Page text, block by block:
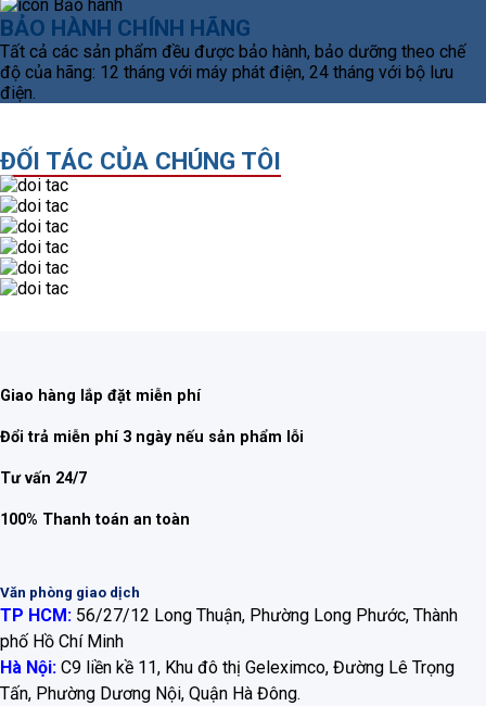
BẢO HÀNH CHÍNH HÃNG
Tất cả các sản phẩm đều được bảo hành, bảo dưỡng theo chế
độ của hãng: 12 tháng với máy phát điện, 24 tháng với bộ lưu
điện.
ĐỐI TÁC CỦA CHÚNG TÔI
Giao hàng lắp đặt miễn phí
Đổi trả miễn phí 3 ngày nếu sản phẩm lỗi
Tư vấn 24/7
100% Thanh toán an toàn
Văn phòng giao dịch
TP HCM: 56/27/12 Long Thuận, Phường Long Phước, Thành
phố Hồ Chí Minh
Hà Nội: C9 liền kề 11, Khu đô thị Geleximco, Đường Lê Trọng
Tấn, Phường Dương Nội, Quận Hà Đông.